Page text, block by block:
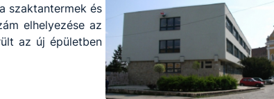
szaktantermek és
elhelyezése az
az új épületben